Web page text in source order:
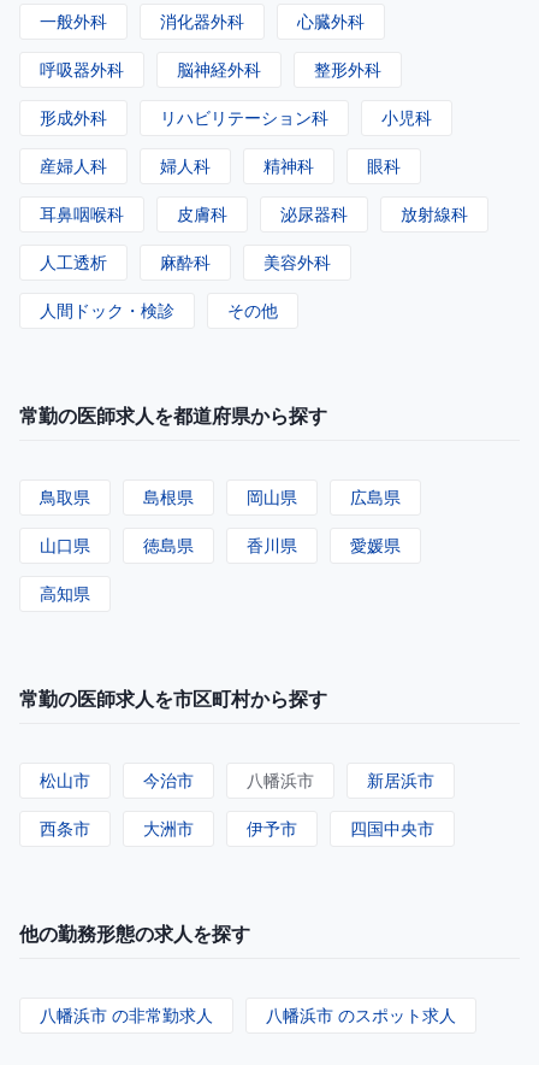
一般外科 消化器外科 心臓外科
呼吸器外科 脳神経外科 整形外科
形成外科 リハビリテーション科 小児科
産婦人科 婦人科 精神科 眼科
耳鼻咽喉科 皮膚科 泌尿器科 放射線科
人工透析 麻酔科 美容外科
人間ドック・検診 その他
常勤の医師求人を都道府県から探す
鳥取県 島根県 岡山県 広島県
山口県 徳島県 香川県 愛媛県
高知県
常勤の医師求人を市区町村から探す
松山市 今治市 八幡浜市 新居浜市
西条市 大洲市 伊予市 四国中央市
他の勤務形態の求人を探す
八幡浜市 の非常勤求人 八幡浜市 のスポット求人